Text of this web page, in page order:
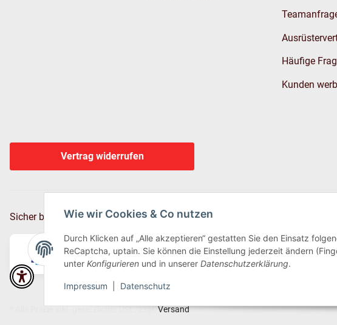
Wie wir Cookies & Co nutzen
Durch Klicken auf „Alle akzeptieren“ gestatten Sie den Einsatz
ReCaptcha, uptain. Sie können die Einstellung jederzeit ändern
unter Konfigurieren und in unserer Datenschutzerklärung.
Impressum Datenschutz
Häufige
Kunden
Vertrag widerrufen
Sicher bezahlen via:
* Alle Preise inkl. gesetzlicher USt., zzgl.Versand